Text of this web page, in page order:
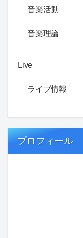
音楽活動
音楽理論
Live
ライブ情報
プロフィール